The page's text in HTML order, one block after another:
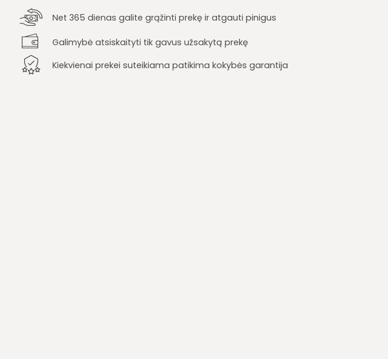
Net 365 dienas galite grąžinti prekę ir atgauti pinigus
Galimybė atsiskaityti tik gavus užsakytą prekę
Kiekvienai prekei suteikiama patikima kokybės garantija